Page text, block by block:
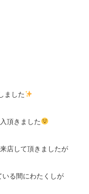
ました
頂きました
店して頂きましたが
る間にわたくしが